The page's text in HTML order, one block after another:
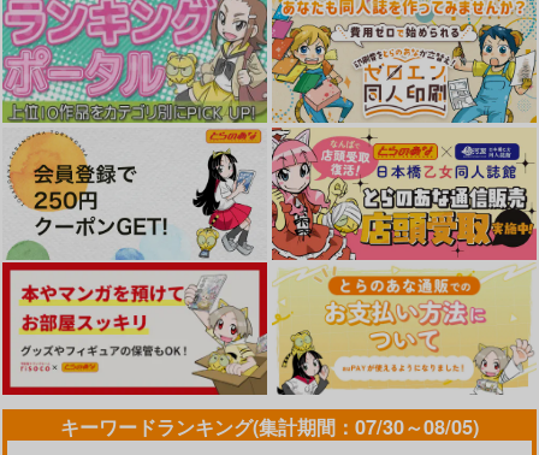
キーワードランキング(集計期間：07/30～08/05)